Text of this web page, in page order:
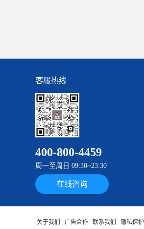
客服热线
400-800-4459
周一至周日 09:30~23:30
在线咨询
关于我们 广告合作 联系我们 隐私保护